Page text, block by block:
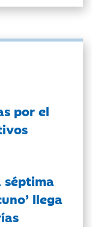
por el
séptima
llega